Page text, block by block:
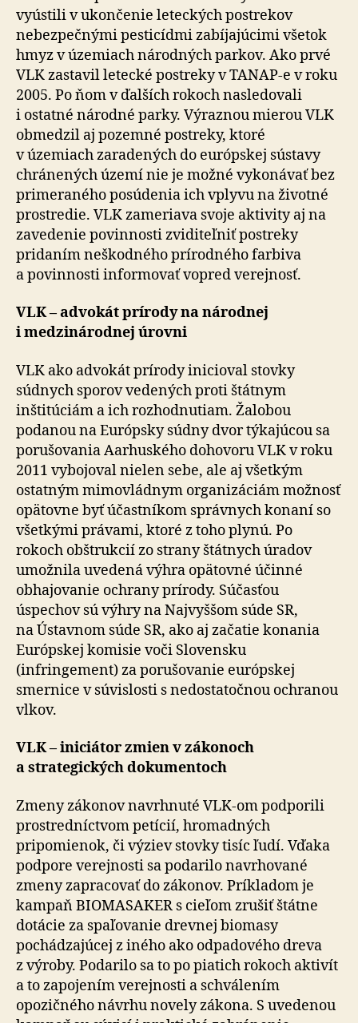
vyústili v ukončenie leteckých postrekov
nebezpečnými pesticídmi zabíjajúcimi všetok
hmyz v územiach národných parkov. Ako prvé
VLK zastavil letecké postreky v TANAP-e v roku
2005. Po ňom v ďalších rokoch nasledovali
i ostatné národné parky. Výraznou mierou VLK
obmedzil aj pozemné postreky, ktoré
v územiach zaradených do európskej sústavy
chránených území nie je možné vykonávať bez
primeraného posúdenia ich vplyvu na životné
prostredie. VLK zameriava svoje aktivity aj na
zavedenie povinnosti zviditeľniť postreky
pridaním neškodného prírodného farbiva
a povinnosti informovať vopred verejnosť.
VLK – advokát prírody na národnej
i medzinárodnej úrovni
VLK ako advokát prírody inicioval stovky
súdnych sporov vedených proti štátnym
inštitúciám a ich rozhodnutiam. Žalobou
podanou na Európsky súdny dvor týkajúcou sa
porušovania Aarhuského dohovoru VLK v roku
2011 vybojoval nielen sebe, ale aj všetkým
ostatným mi­mo­vlád­nym organizáciám možnosť
opätovne byť účastníkom správnych konaní so
všetkými právami, ktoré z toho plynú. Po
rokoch obštrukcií zo strany štátnych úradov
umožnila uvedená výhra opätovné účinné
obhajovanie ochrany prírody. Súčasťou
úspechov sú výhry na Naj­vyš­šom súde SR,
na Ústavnom súde SR, ako aj začatie ko­na­nia
Európskej komisie voči Slovensku
(infringement) za porušovanie európskej
smernice v súvislosti s ne­do­sta­točnou ochranou
vlkov.
VLK – iniciátor zmien v zákonoch
a strategických dokumentoch
Zmeny zákonov navrhnuté VLK-om podporili
prostredníctvom petícií, hromadných
pripomienok, či výziev stovky tisíc ľudí. Vďaka
podpore verejnosti sa podarilo navrhované
zmeny zapracovať do zákonov. Príkladom je
kampaň BIOMASAKER s cieľom zrušiť štátne
dotácie za spaľovanie drevnej biomasy
pochádzajúcej z iného ako odpadového dreva
z výroby. Podarilo sa to po piatich rokoch aktivít
a to zapojením verejnosti a schvá­le­ním
opozičného návrhu novely zákona. S uvedenou